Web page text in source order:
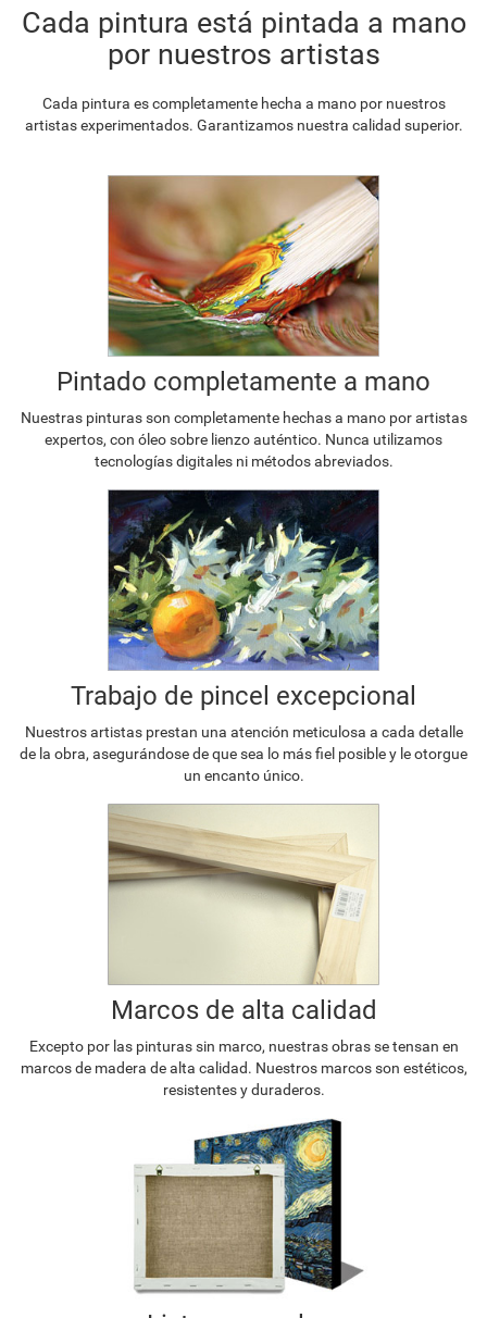
Cada pintura está pintada a mano
por nuestros artistas
Cada pintura es completamente hecha a mano por nuestros
artistas experimentados. Garantizamos nuestra calidad superior.
Pintado completamente a mano
Nuestras pinturas son completamente hechas a mano por artistas
expertos, con óleo sobre lienzo auténtico. Nunca utilizamos
tecnologías digitales ni métodos abreviados.
Trabajo de pincel excepcional
Nuestros artistas prestan una atención meticulosa a cada detalle
de la obra, asegurándose de que sea lo más fiel posible y le otorgue
un encanto único.
Marcos de alta calidad
Excepto por las pinturas sin marco, nuestras obras se tensan en
marcos de madera de alta calidad. Nuestros marcos son estéticos,
resistentes y duraderos.